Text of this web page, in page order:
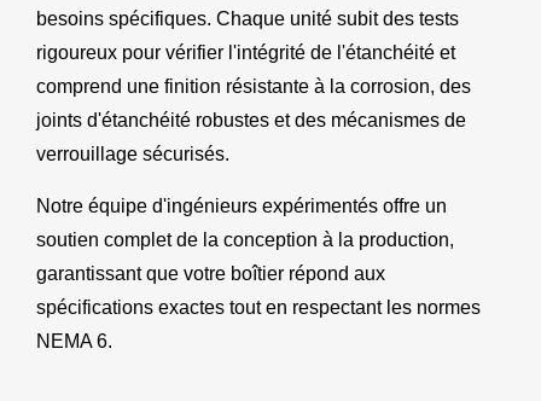
besoins spécifiques. Chaque unité subit des tests
rigoureux pour vérifier l'intégrité de l'étanchéité et
comprend une finition résistante à la corrosion, des
joints d'étanchéité robustes et des mécanismes de
verrouillage sécurisés.
Notre équipe d'ingénieurs expérimentés offre un
soutien complet de la conception à la production,
garantissant que votre boîtier répond aux
spécifications exactes tout en respectant les normes
NEMA 6.